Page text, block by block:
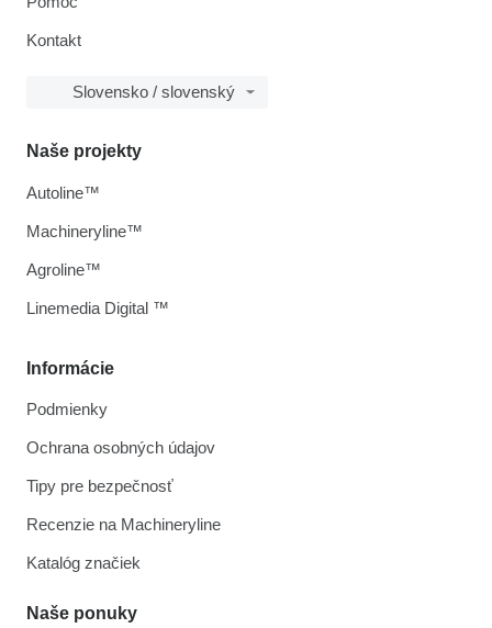
Kontakt
Slovensko / slovenský
Informácie
Podmienky
Ochrana osobných údajov
Tipy pre bezpečnosť
Recenzie na Machineryline
Katalóg značiek
Naše ponuky
Naše projekty
Autoline™
Machineryline™
Agroline™
Linemedia Digital ™